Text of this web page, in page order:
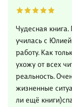
Чудесная
училась с
работу. Как
ухожу от всех
реальность.
жизненные
ли ещё